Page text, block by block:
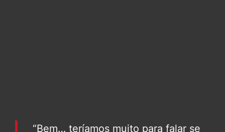
“Bem… teríamos muito para falar se